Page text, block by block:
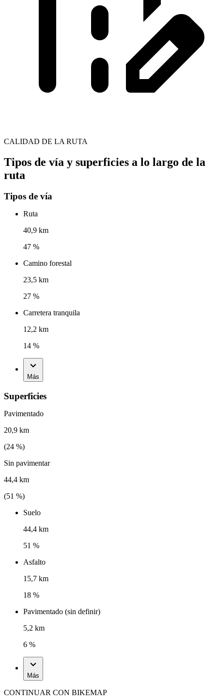
CALIDAD DE LA RUTA
Tipos de vía y superficies a lo largo de la
ruta
Tipos de vía
Ruta
40,9 km
47 %
Camino forestal
23,5 km
27 %
Carretera tranquila
12,2 km
14 %
Más
Superficies
Pavimentado
20,9 km
(24 %)
Sin pavimentar
44,4 km
(51 %)
Suelo
44,4 km
51 %
Asfalto
15,7 km
18 %
Pavimentado (sin definir)
5,2 km
6 %
Más
CONTINUAR CON BIKEMAP